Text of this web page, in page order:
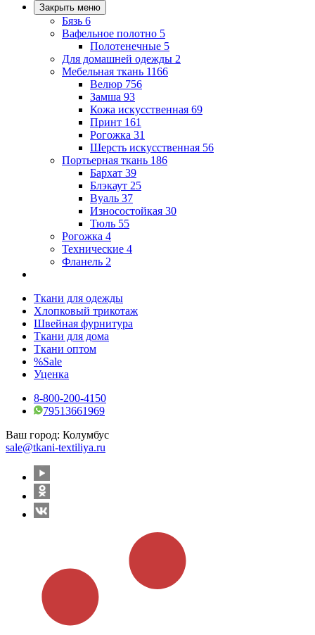
Закрыть меню
Бязь 6
Вафельное полотно 5
Полотенечные 5
Для домашней одежды 2
Мебельная ткань 1166
Велюр 756
Замша 93
Кожа искусственная 69
Принт 161
Рогожка 31
Шерсть искусственная 56
Портьерная ткань 186
Бархат 39
Блэкаут 25
Вуаль 37
Износостойкая 30
Тюль 55
Рогожка 4
Технические 4
Фланель 2
Ткани для одежды
Хлопковый трикотаж
Швейная фурнитура
Ткани для дома
Ткани оптом
%Sale
Уценка
8-800-200-4150
79513661969
Ваш город: Колумбус
sale@tkani-textiliya.ru